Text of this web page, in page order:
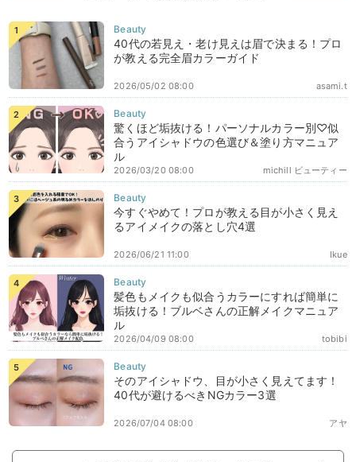
40代の若見え・老け見えは眉で決まる！プロ
が教える完全眉カラーガイド
asami.t
2026/05/02 08:00
驚くほど垢抜ける！パーソナルカラー別♡似
合うアイシャドウの色選び＆塗り方マニュア
ル
michill ビューティー
2026/03/20 08:00
今すぐやめて！プロが教える目が小さく見え
るアイメイクの落とし穴4選
Ikue
2026/06/21 11:00
髪色もメイクも似合うカラーにすれば簡単に
垢抜ける！ブルベさんの正解メイクマニュア
ル
tobibi
2026/04/09 08:00
そのアイシャドウ、目が小さく見えてます！
40代が避けるべきNGカラー3選
アヤ
2026/07/04 08:00